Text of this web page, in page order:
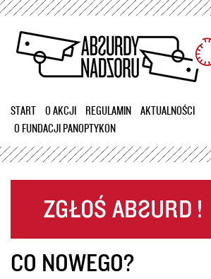
Przejdź
treści
START O AKCJI REGULAMIN
AKTUALNOŚCI
O FUNDACJI PANOPTYKON
CO NOWEGO?